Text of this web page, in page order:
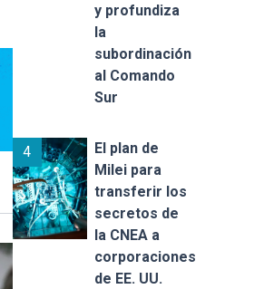
y profundiza
la
subordinación
al Comando
Sur
4
El plan de
Milei para
transferir los
secretos de
la CNEA a
corporaciones
de EE. UU.